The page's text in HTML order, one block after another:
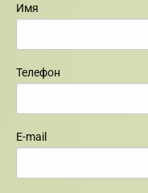
Имя
Телефон
E-mail